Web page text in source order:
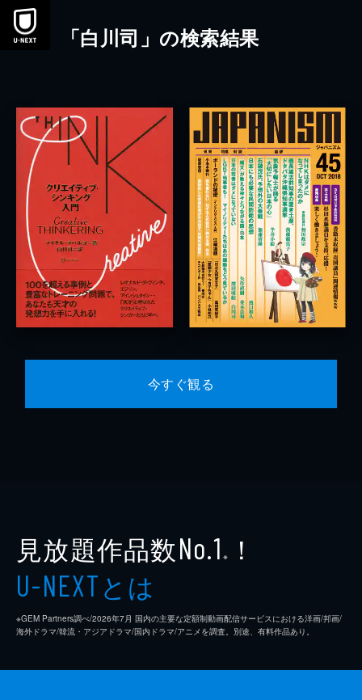
本文へスキップ
「白川司」の検索結果
今すぐ観る
見放題作品数No.1 ※ ！
U-NEXTとは
※GEM Partners調べ/2026年7⽉ 国内の主要な定額制動画配信サービスにおける洋画/邦画/
海外ドラマ/韓流・アジアドラマ/国内ドラマ/アニメを調査。別途、有料作品あり。